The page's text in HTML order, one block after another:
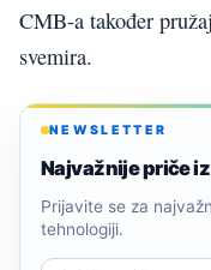
CMB-a također
svemira.
NEWSLETTER
Najvažnije priče
Prijavite se za
tehnologiji.